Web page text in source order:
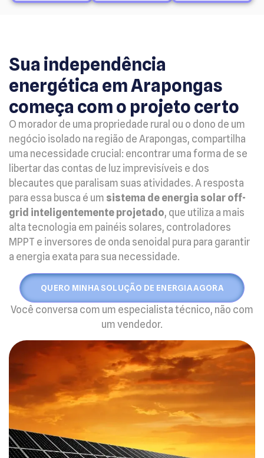
Sua independência
energética em Arapongas
começa com o projeto certo
O morador de uma propriedade rural ou o dono de um
negócio isolado na região de Arapongas, compartilha
uma necessidade crucial: encontrar uma forma de se
libertar das contas de luz imprevisíveis e dos
blecautes que paralisam suas atividades. A resposta
para essa busca é um sistema de energia solar off-
grid inteligentemente projetado, que utiliza a mais
alta tecnologia em painéis solares, controladores
MPPT e inversores de onda senoidal pura para garantir
a energia exata para sua necessidade.
QUERO MINHA SOLUÇÃO DE ENERGIA AGORA
Você conversa com um especialista técnico, não com
um vendedor.